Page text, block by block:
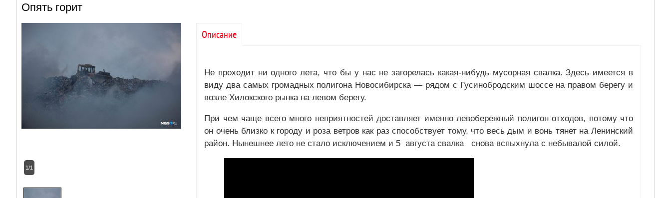
Опять горит
1/1
Описание
Не проходит ни одного лета, что бы у нас не загорелась какая-нибудь мусорная свалка. Здесь имеется в
виду два самых громадных полигона Новосибирска — рядом с Гусинобродским шоссе на правом берегу и
возле Хилокского рынка на левом берегу.
При чем чаще всего много неприятностей доставляет именно левобережный полигон отходов, потому что
он очень близко к городу и роза ветров как раз способствует тому, что весь дым и вонь тянет на Ленинский
район. Нынешнее лето не стало исключением и 5 августа свалка снова вспыхнула с небывалой силой.